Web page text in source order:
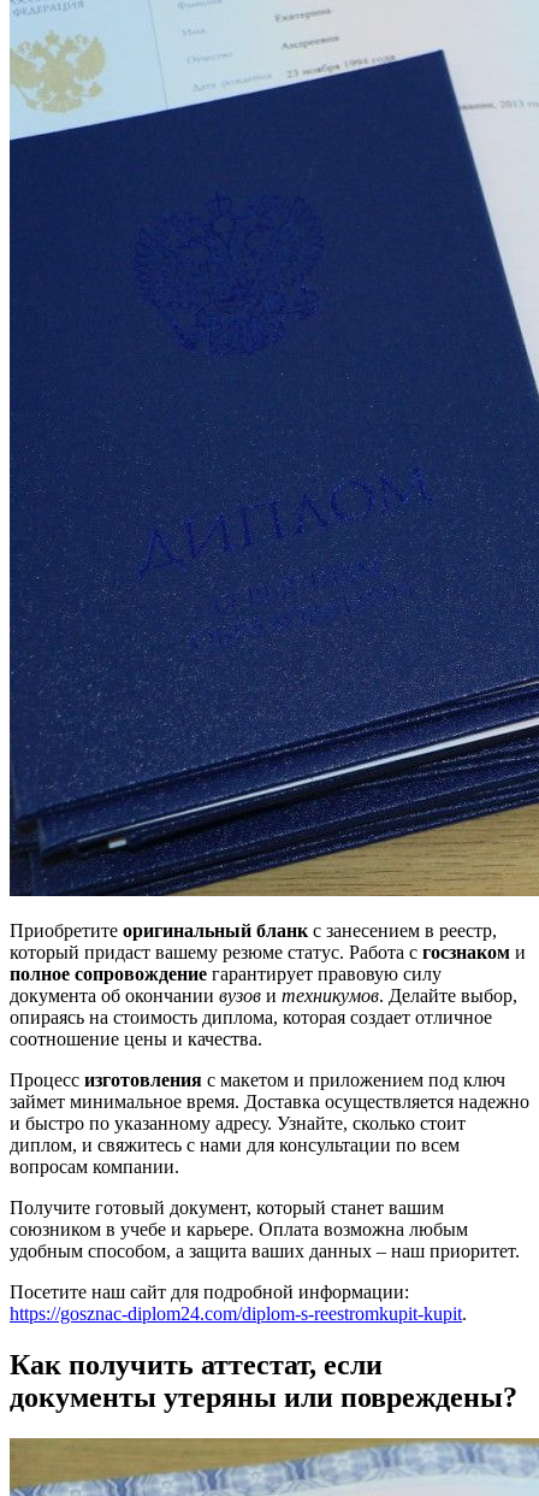
Приобретите оригинальный бланк с занесением в реестр,
который придаст вашему резюме статус. Работа с госзнаком и
полное сопровождение гарантирует правовую силу
документа об окончании вузов и техникумов. Делайте выбор,
опираясь на стоимость диплома, которая создает отличное
соотношение цены и качества.
Процесс изготовления с макетом и приложением под ключ
займет минимальное время. Доставка осуществляется надежно
и быстро по указанному адресу. Узнайте, сколько стоит
диплом, и свяжитесь с нами для консультации по всем
вопросам компании.
Получите готовый документ, который станет вашим
союзником в учебе и карьере. Оплата возможна любым
удобным способом, а защита ваших данных – наш приоритет.
Посетите наш сайт для подробной информации:
https://gosznac-diplom24.com/diplom-s-reestromkupit-kupit.
Как получить аттестат, если
документы утеряны или повреждены?